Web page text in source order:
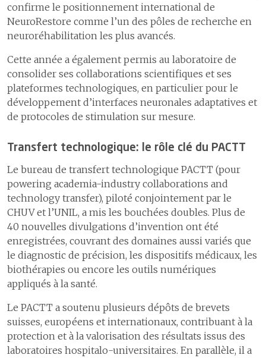
confirme le positionnement international de
NeuroRestore comme l’un des pôles de recherche en
neuroréhabilitation les plus avancés.
Cette année a également permis au laboratoire de
consolider ses collaborations scientifiques et ses
plateformes technologiques, en particulier pour le
développement d’interfaces neuronales adaptatives et
de protocoles de stimulation sur mesure.
Transfert technologique: le rôle clé du PACTT
Le bureau de transfert technologique PACTT (pour
powering academia-industry collaborations and
technology transfer), piloté conjointement par le
CHUV et l’UNIL, a mis les bouchées doubles. Plus de
40 nouvelles divulgations d’invention ont été
enregistrées, couvrant des domaines aussi variés que
le diagnostic de précision, les dispositifs médicaux, les
biothérapies ou encore les outils numériques
appliqués à la santé.
Le PACTT a soutenu plusieurs dépôts de brevets
suisses, européens et internationaux, contribuant à la
protection et à la valorisation des résultats issus des
laboratoires hospitalo-universitaires. En parallèle, il a